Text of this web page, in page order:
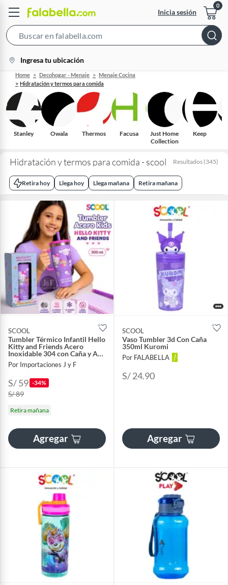
Inicia sesión
Bar
location-
icon
Ingresa tu ubicación
Home Decohogar - Menaje
Menaje Cocina
Hidratación y termos para comida
Stanley Owala Thermos Facusa
Just Home
Collection
Keep
Hidratación y termos para comida - scool Resultados (345)
Retira hoy Llega hoy Llega mañana Retira mañana
SCOOL
Tumbler Térmico Infantil Hello
Kitty and Friends Acero
Inoxidable 304 con Caña y Asa
500 ml Libre de BPA
Antiderrame
Por Importaciones J y F
S/ 59 -34%
S/ 89
Retira mañana
Agregar
SCOOL
Vaso Tumbler 3d Con Caña
350ml Kuromi
Por FALABELLA
S/ 24.90
Agregar